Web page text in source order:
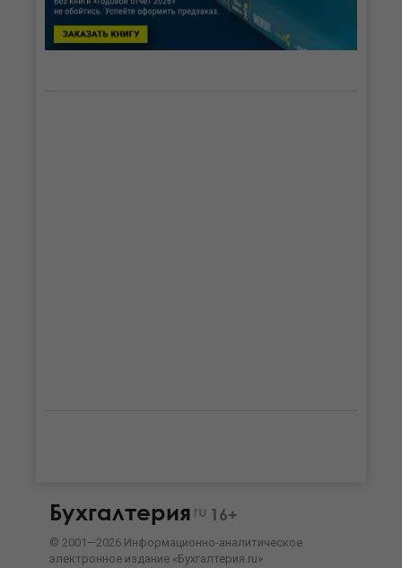
Бухгалтерия ru 16+
© 2001—2026 Информационно-аналитическое
электронное издание «Бухгалтерия.ru»